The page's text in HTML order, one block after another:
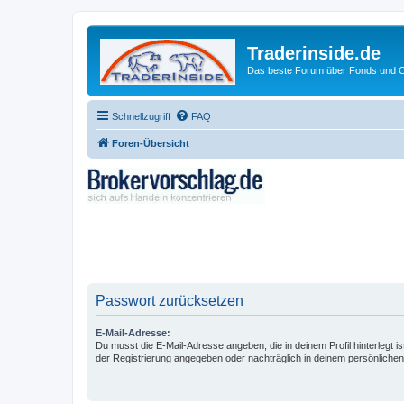
Traderinside.de
Das beste Forum über Fonds und
Schnellzugriff FAQ
Foren-Übersicht
Passwort zurücksetzen
E-Mail-Adresse:
Du musst die E-Mail-Adresse angeben, die in deinem Profil hinterlegt
der Registrierung angegeben oder nachträglich in deinem